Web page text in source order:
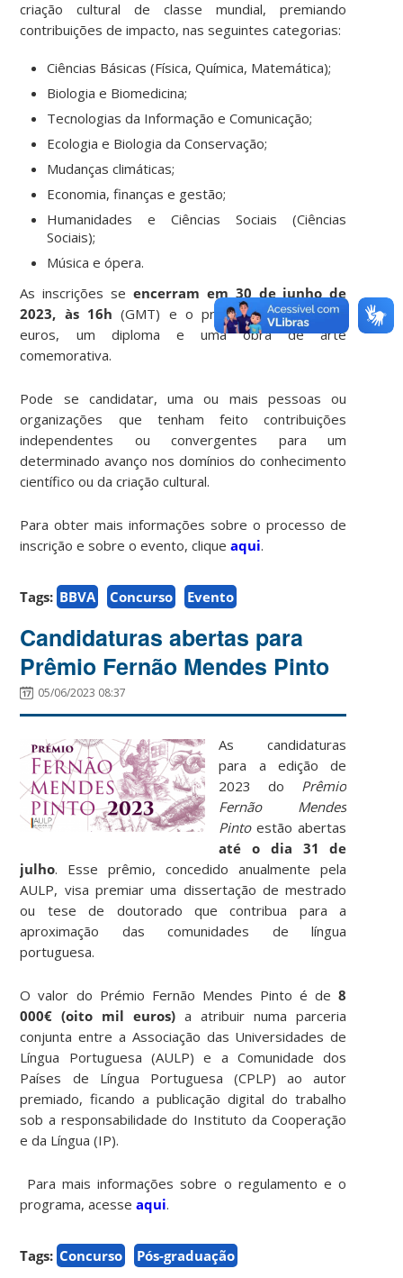
criação cultural de classe mundial, premiando
contribuições de impacto, nas seguintes categorias:
Ciências Básicas (Física, Química, Matemática);
Biologia e Biomedicina;
Tecnologias da Informação e Comunicação;
Ecologia e Biologia da Conservação;
Mudanças climáticas;
Economia, finanças e gestão;
Humanidades e Ciências Sociais (Ciências
Sociais);
Música e ópera.
As inscrições se encerram em 30 de junho de
2023, às 16h (GMT) e o prêmio é de 400.000
euros, um diploma e uma obra de arte
comemorativa.
Pode se candidatar, uma ou mais pessoas ou
organizações que tenham feito contribuições
independentes ou convergentes para um
determinado avanço nos domínios do conhecimento
científico ou da criação cultural.
Para obter mais informações sobre o processo de
inscrição e sobre o evento, cliqueaqui.
Tags: BBVA Concurso Evento
Candidaturas abertas para
Prêmio Fernão Mendes Pinto
05/06/2023 08:37
As candidaturas
para a edição de
2023 do Prêmio
Fernão Mendes
Pintoestão abertas
até o dia 31 de
julho. Esse prêmio, concedido anualmente pela
AULP, visa premiar uma dissertação de mestrado
ou tese de doutorado que contribua para a
aproximação das comunidades de língua
portuguesa.
O valor do Prémio Fernão Mendes Pinto é de8
000€ (oito mil euros) a atribuir numa parceria
conjunta entre a Associação das Universidades de
Língua Portuguesa (AULP) e a Comunidade dos
Países de Língua Portuguesa (CPLP) ao autor
premiado, ficando a publicação digital do trabalho
sob a responsabilidade do Instituto da Cooperação
e da Língua (IP).
Para mais informações sobre o regulamento e o
programa, acesseaqui.
Tags: Concurso Pós-graduação